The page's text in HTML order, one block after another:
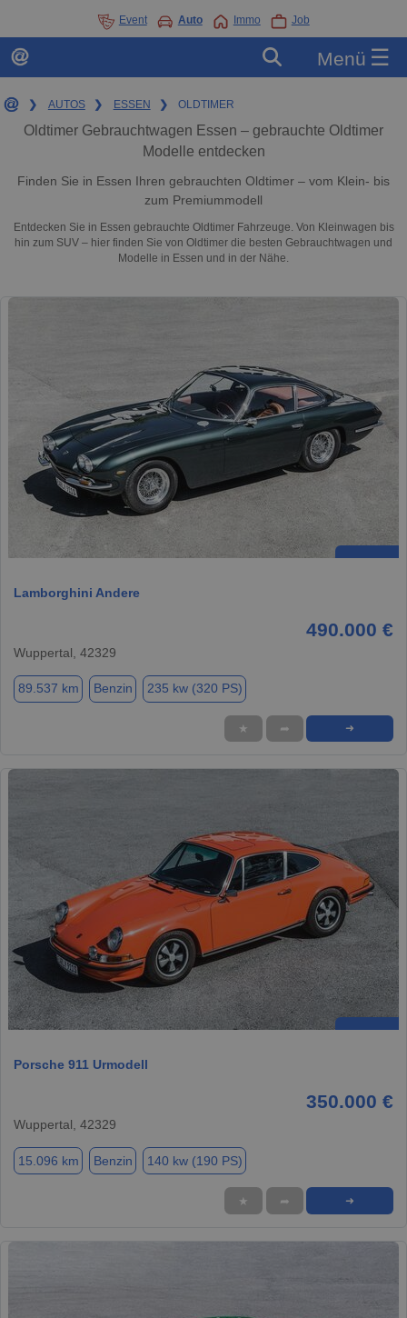
Event Auto Immo Job
Menü ☰
❯ AUTOS ❯ ESSEN ❯ OLDTIMER
Oldtimer Gebrauchtwagen Essen – gebrauchte Oldtimer
Modelle entdecken
Finden Sie in Essen Ihren gebrauchten Oldtimer – vom Klein- bis
zum Premiummodell
Entdecken Sie in Essen gebrauchte Oldtimer Fahrzeuge. Von Kleinwagen bis
hin zum SUV – hier finden Sie von Oldtimer die besten Gebrauchtwagen und
Modelle in Essen und in der Nähe.
Lamborghini Andere
490.000 €
Wuppertal, 42329
89.537 km Benzin 235 kw (320 PS)
★ ➦ ➜
Porsche 911 Urmodell
350.000 €
Wuppertal, 42329
15.096 km Benzin 140 kw (190 PS)
★ ➦ ➜